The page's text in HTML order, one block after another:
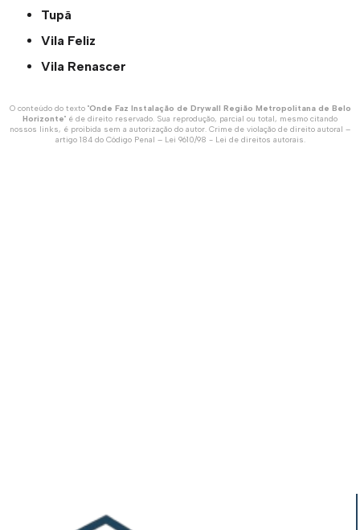
Tupã
Vila Feliz
Vila Renascer
O conteúdo do texto "Onde Faz Instalação de Drywall Região Metropolitana de Belo
Horizonte" é de direito reservado. Sua reprodução, parcial ou total, mesmo citando
nossos links, é proibida sem a autorização do autor. Crime de violação de direito autoral –
artigo 184 do Código Penal – Lei 9610/98 - Lei de direitos autorais.